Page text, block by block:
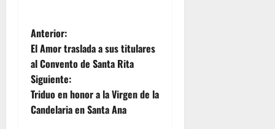
N
a
v
e
Anterior:
El Amor traslada a sus titulares
al Convento de Santa Rita
Siguiente:
Triduo en honor a la Virgen de la
Candelaria en Santa Ana